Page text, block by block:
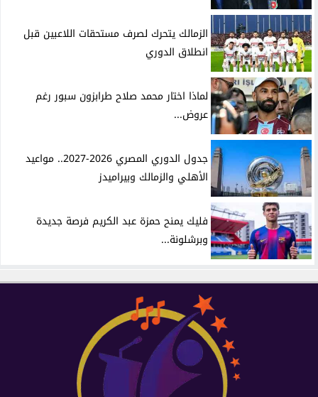
الزمالك يتحرك لصرف مستحقات اللاعبين قبل
انطلاق الدوري
لماذا اختار محمد صلاح طرابزون سبور رغم
عروض...
جدول الدوري المصري 2026-2027.. مواعيد
الأهلي والزمالك وبيراميدز
فليك يمنح حمزة عبد الكريم فرصة جديدة
وبرشلونة...